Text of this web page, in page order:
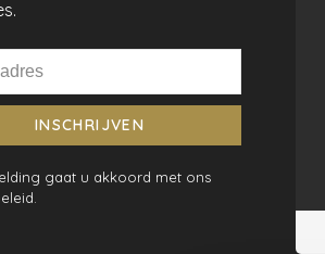
INSCHRIJVEN
gaat u akkoord met ons